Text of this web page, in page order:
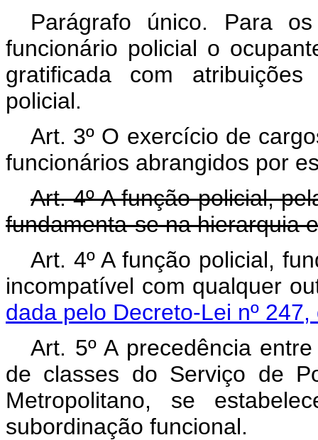
Parágrafo único. Para
funcionário policial o
gratificada com
policial.
Art. 3º O exercício de
funcionários abrangidos por
Art. 4º A função policial,
fundamenta-se na hierarquia
Art. 4º A função policial,
incompatível com
dada pelo Decreto-Lei nº
Art. 5º A precedência
de classes do Serviço de
Metropolitano, se
subordinação funcional.